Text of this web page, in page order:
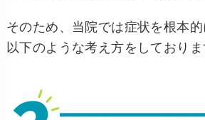
そのため、当院では症状を根本
以下のような考え方をしておりま